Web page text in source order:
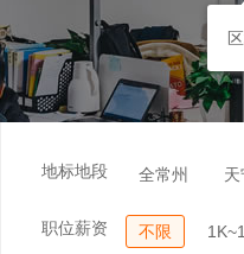
地标地段 全常州 天
职位薪资 不限